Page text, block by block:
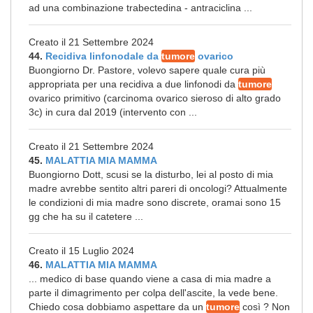
ad una combinazione trabectedina - antraciclina ...
Creato il 21 Settembre 2024
44. Recidiva linfonodale da tumore ovarico
Buongiorno Dr. Pastore, volevo sapere quale cura più
appropriata per una recidiva a due linfonodi da tumore
ovarico primitivo (carcinoma ovarico sieroso di alto grado
3c) in cura dal 2019 (intervento con ...
Creato il 21 Settembre 2024
45. MALATTIA MIA MAMMA
Buongiorno Dott, scusi se la disturbo, lei al posto di mia
madre avrebbe sentito altri pareri di oncologi? Attualmente
le condizioni di mia madre sono discrete, oramai sono 15
gg che ha su il catetere ...
Creato il 15 Luglio 2024
46. MALATTIA MIA MAMMA
... medico di base quando viene a casa di mia madre a
parte il dimagrimento per colpa dell'ascite, la vede bene.
Chiedo cosa dobbiamo aspettare da un tumore così ? Non